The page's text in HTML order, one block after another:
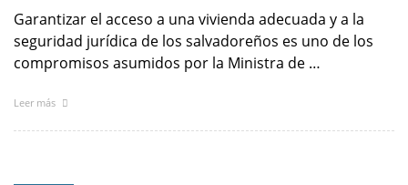
Garantizar el acceso a una vivienda adecuada y a la
seguridad jurídica de los salvadoreños es uno de los
compromisos asumidos por la Ministra de …
Leer más